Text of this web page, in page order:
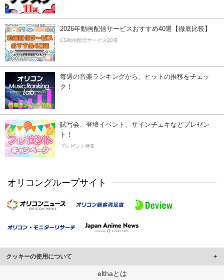
2026年動画配信サービスおすすめ40選【徹底比較】
CS動画配信サービス20選
毎週の音楽ランキングから、ヒットの推移をチェッ
ク！
試写会、登壇イベント、サインチェキなどプレゼン
ト！
プレゼント特集
オリコングループサイト
クッキーの使用について
このサイトでは Cookie を使用して、ユーザーに合わせたコンテンツや広告の
elthaとは